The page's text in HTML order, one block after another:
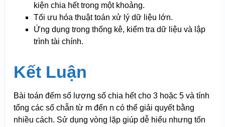
kiện chia hết trong một khoảng.
Tối ưu hóa thuật toán xử lý dữ liệu lớn.
Ứng dụng trong thống kê, kiểm tra dữ liệu và lập
trình tài chính.
Kết Luận
Bài toán đếm số lượng số chia hết cho 3 hoặc 5 và tính
tổng các số chẵn từ m đến n có thể giải quyết bằng
nhiều cách. Sử dụng vòng lặp giúp dễ hiểu nhưng tốn